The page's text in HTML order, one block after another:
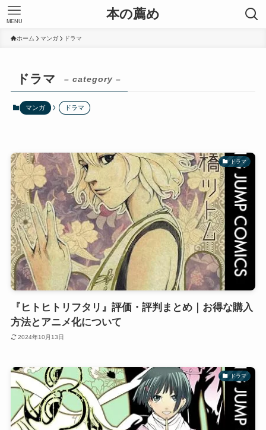
本の薦め
MENU
ホーム マンガ ドラマ
ドラマ – category –
マンガ ドラマ
ドラマ
『ヒトヒトリフタリ』評価・評判まとめ｜お得な購入
方法とアニメ化について
2024年10月13日
ドラマ